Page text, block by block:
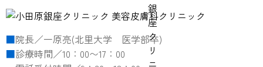
院長／一原亮(北里大学 医学部卒)
診療時間／10：00〜17：00